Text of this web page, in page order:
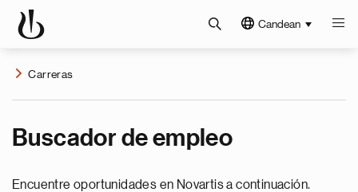
Candean
Carreras
Buscador de empleo
Encuentre oportunidades en Novartis a continuación.